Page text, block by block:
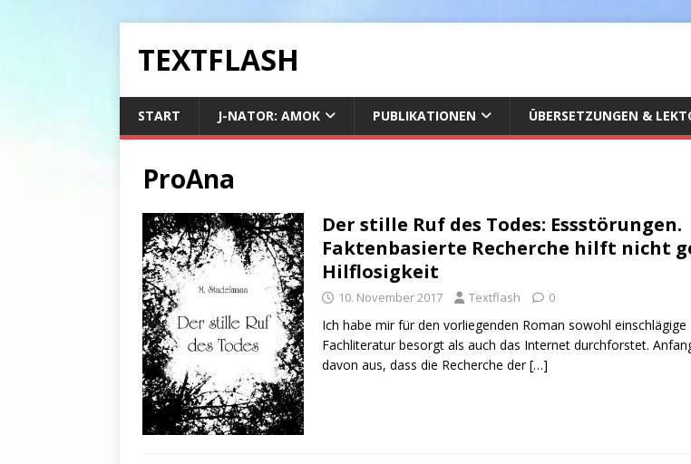
TEXTFLASH
START J-NATOR: AMOK PUBLIKATIONEN ÜBERSETZUNGEN &
ProAna
Der stille Ruf des Todes: Essstörungen.
Faktenbasierte Recherche hilft nicht
Hilflosigkeit
10. November 2017 Textflash 0
Ich habe mir für den vorliegenden Roman sowohl einschlägige
Fachliteratur besorgt als auch das Internet durchforstet.
davon aus, dass die Recherche der[…]